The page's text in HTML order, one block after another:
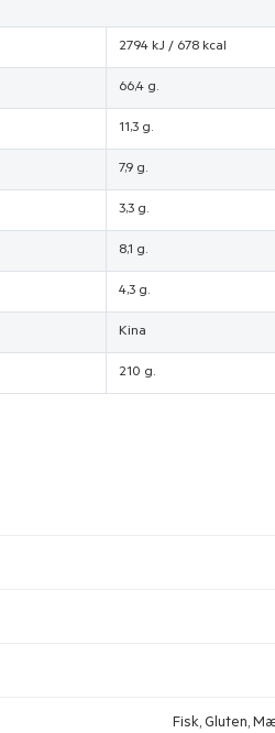
2794 kJ / 678 kcal
66,4 g.
11,3 g.
7,9 g.
3,3 g.
8,1 g.
4,3 g.
Kina
210 g.
Fisk, Gluten,